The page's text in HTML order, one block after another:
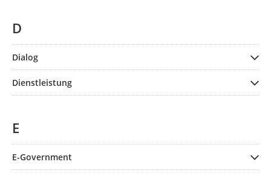
D
Dialog
Dienstleistung
E
E-Government